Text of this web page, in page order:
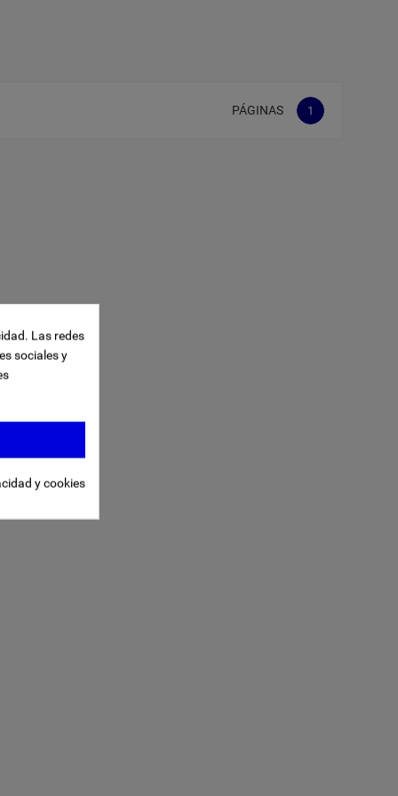
PÁGINAS 1
Las redes
sociales y
y cookies